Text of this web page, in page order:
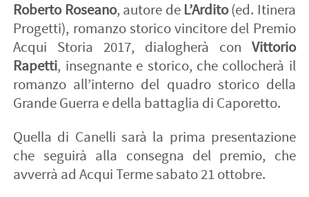
Roberto Roseano, autore de L’Ardito(ed. Itinera
Progetti), romanzo storico vincitore del Premio
Acqui Storia 2017, dialogherà con Vittorio
Rapetti, insegnante e storico, che collocherà il
romanzo all’interno del quadro storico della
Grande Guerra e della battaglia di Caporetto.
Quella di Canelli sarà la prima presentazione
che seguirà alla consegna del premio, che
avverrà ad Acqui Terme sabato 21 ottobre.